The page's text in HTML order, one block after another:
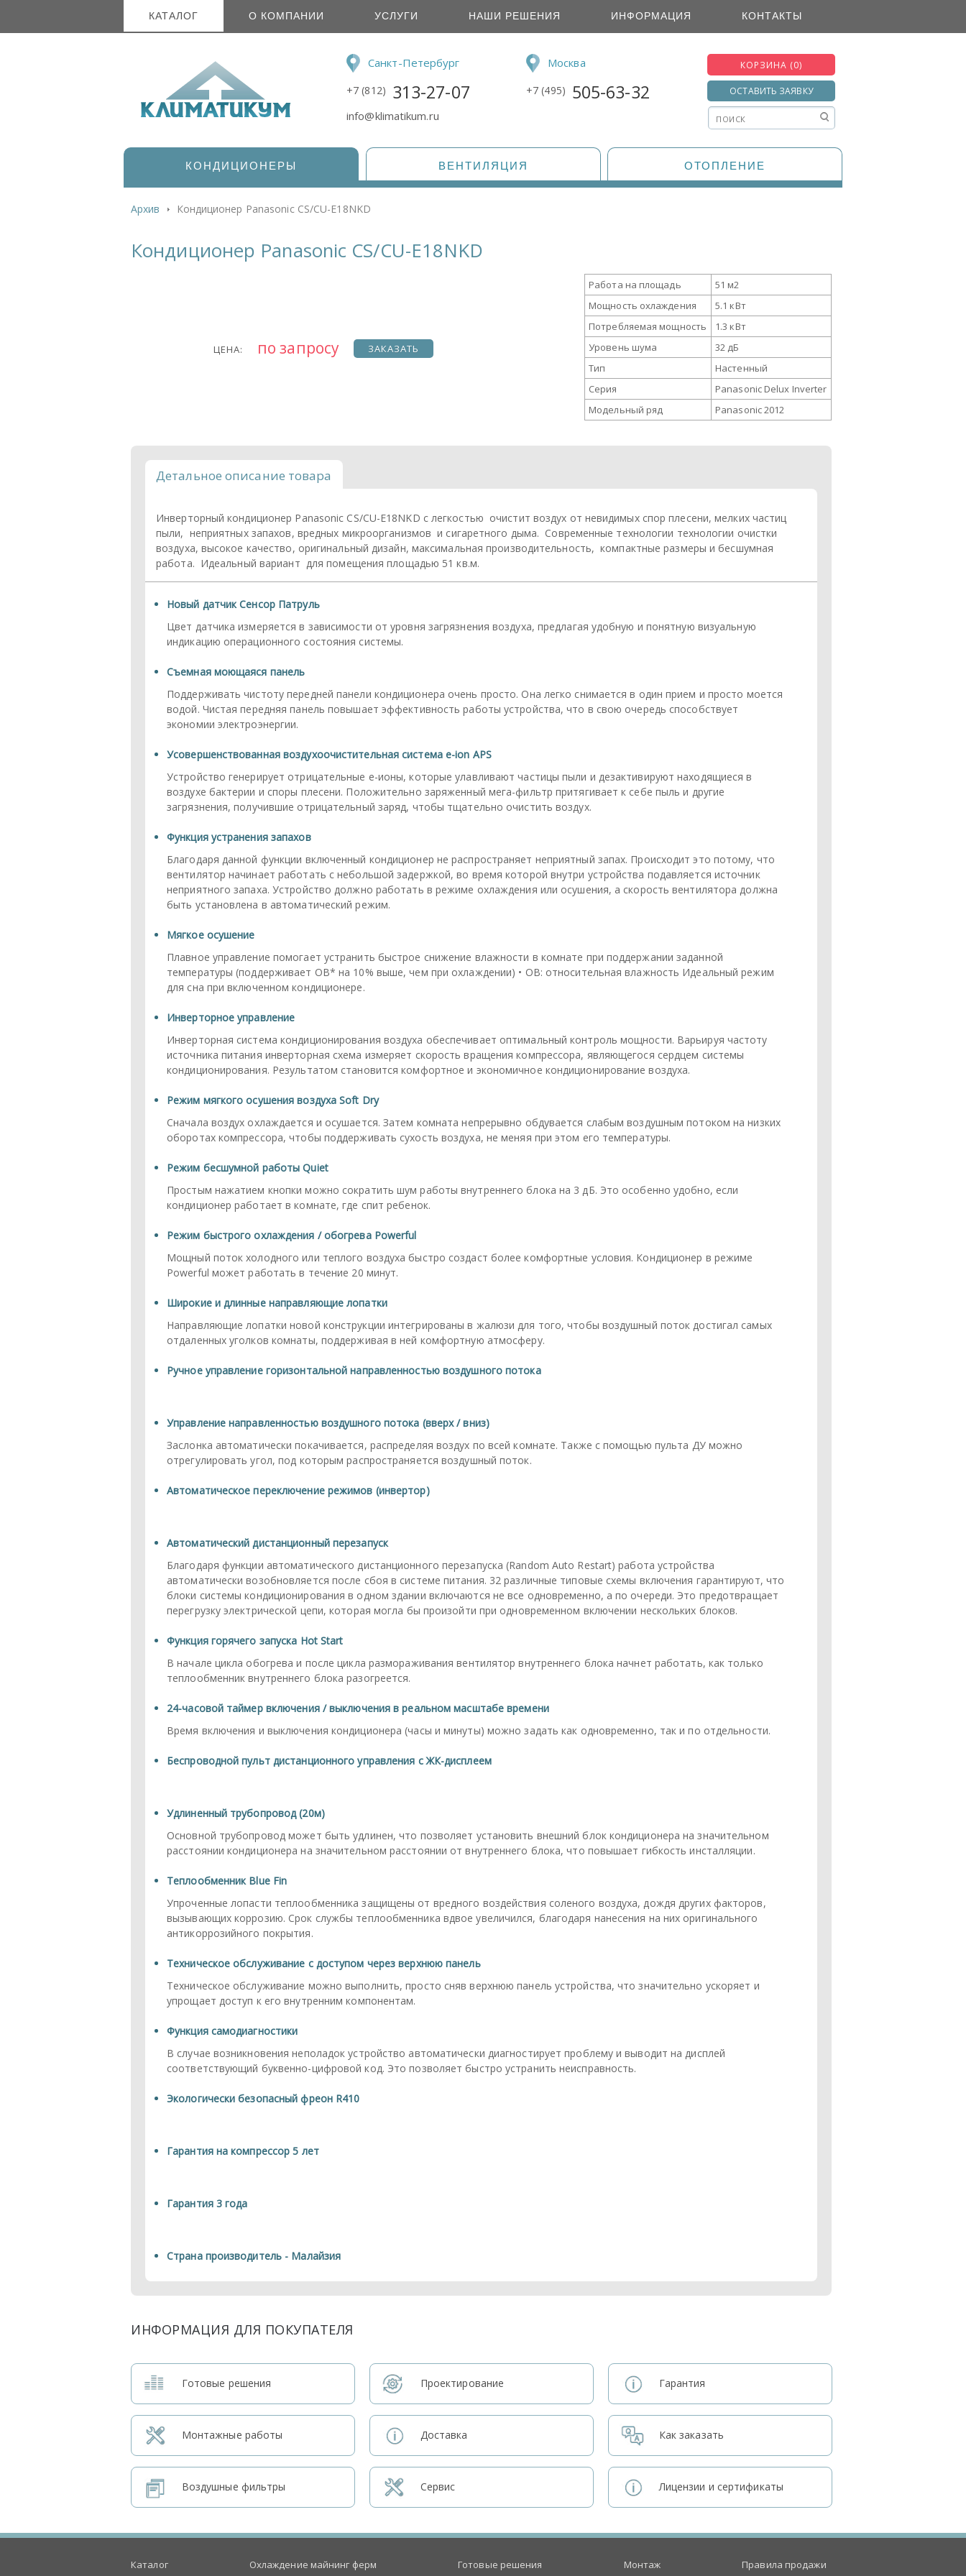
КАТАЛОГ О КОМПАНИИ УСЛУГИ НАШИ РЕШЕНИЯ ИНФОРМАЦИЯ КОНТАКТЫ
Санкт-Петербург
+7 (812) 313-27-07
info@klimatikum.ru
Москва
+7 (495) 505-63-32
КОРЗИНА (0)
ОСТАВИТЬ ЗАЯВКУ
КОНДИЦИОНЕРЫ ВЕНТИЛЯЦИЯ ОТОПЛЕНИЕ
Архив Кондиционер Panasonic CS/CU-E18NKD
Кондиционер Panasonic CS/CU-E18NKD
ЦЕНА: по запросу ЗАКАЗАТЬ
Работа на площадь
51 м2
Мощность охлаждения
5.1 кВт
Потребляемая мощность
1.3 кВт
Уровень шума
32 дБ
Тип
Настенный
Серия
Panasonic Delux Inverter
Модельный ряд
Panasonic 2012
Детальное описание товара
Инверторный кондиционер Panasonic CS/CU-E18NKD с легкостью очистит воздух от невидимых спор плесени, мелких частиц
пыли, неприятных запахов, вредных микроорганизмов и сигаретного дыма. Современные технологии технологии очистки
воздуха, высокое качество, оригинальный дизайн, максимальная производительность, компактные размеры и бесшумная
работа. Идеальный вариант для помещения площадью 51 кв.м.
Новый датчик Сенсор Патруль
Цвет датчика измеряется в зависимости от уровня загрязнения воздуха, предлагая удобную и понятную визуальную
индикацию операционного состояния системы.
Съемная моющаяся панель
Поддерживать чистоту передней панели кондиционера очень просто. Она легко снимается в один прием и просто моется
водой. Чистая передняя панель повышает эффективность работы устройства, что в свою очередь способствует
экономии электроэнергии.
Усовершенствованная воздухоочистительная система e-ion APS
Устройство генерирует отрицательные e-ионы, которые улавливают частицы пыли и дезактивируют находящиеся в
воздухе бактерии и споры плесени. Положительно заряженный мега-фильтр притягивает к себе пыль и другие
загрязнения, получившие отрицательный заряд, чтобы тщательно очистить воздух.
Функция устранения запахов
Благодаря данной функции включенный кондиционер не распространяет неприятный запах. Происходит это потому, что
вентилятор начинает работать с небольшой задержкой, во время которой внутри устройства подавляется источник
неприятного запаха. Устройство должно работать в режиме охлаждения или осушения, а скорость вентилятора должна
быть установлена в автоматический режим.
Мягкое осушение
Плавное управление помогает устранить быстрое снижение влажности в комнате при поддержании заданной
температуры (поддерживает ОВ* на 10% выше, чем при охлаждении) • ОВ: относительная влажность Идеальный режим
для сна при включенном кондиционере.
Инверторное управление
Инверторная система кондиционирования воздуха обеспечивает оптимальный контроль мощности. Варьируя частоту
источника питания инверторная схема измеряет скорость вращения компрессора, являющегося сердцем системы
кондиционирования. Результатом становится комфортное и экономичное кондиционирование воздуха.
Режим мягкого осушения воздуха Soft Dry
Сначала воздух охлаждается и осушается. Затем комната непрерывно обдувается слабым воздушным потоком на низких
оборотах компрессора, чтобы поддерживать сухость воздуха, не меняя при этом его температуры.
Режим бесшумной работы Quiet
Простым нажатием кнопки можно сократить шум работы внутреннего блока на 3 дБ. Это особенно удобно, если
кондиционер работает в комнате, где спит ребенок.
Режим быстрого охлаждения / обогрева Powerful
Мощный поток холодного или теплого воздуха быстро создаст более комфортные условия. Кондиционер в режиме
Powerful может работать в течение 20 минут.
Широкие и длинные направляющие лопатки
Направляющие лопатки новой конструкции интегрированы в жалюзи для того, чтобы воздушный поток достигал самых
отдаленных уголков комнаты, поддерживая в ней комфортную атмосферу.
Ручное управление горизонтальной направленностью воздушного потока
Управление направленностью воздушного потока (вверх / вниз)
Заслонка автоматически покачивается, распределяя воздух по всей комнате. Также с помощью пульта ДУ можно
отрегулировать угол, под которым распространяется воздушный поток.
Автоматическое переключение режимов (инвертор)
Автоматический дистанционный перезапуск
Благодаря функции автоматического дистанционного перезапуска (Random Auto Restart) работа устройства
автоматически возобновляется после сбоя в системе питания. 32 различные типовые схемы включения гарантируют, что
блоки системы кондиционирования в одном здании включаются не все одновременно, а по очереди. Это предотвращает
перегрузку электрической цепи, которая могла бы произойти при одновременном включении нескольких блоков.
Функция горячего запуска Hot Start
В начале цикла обогрева и после цикла размораживания вентилятор внутреннего блока начнет работать, как только
теплообменник внутреннего блока разогреется.
24-часовой таймер включения / выключения в реальном масштабе времени
Время включения и выключения кондиционера (часы и минуты) можно задать как одновременно, так и по отдельности.
Беспроводной пульт дистанционного управления с ЖК-дисплеем
Удлиненный трубопровод (20м)
Основной трубопровод может быть удлинен, что позволяет установить внешний блок кондиционера на значительном
расстоянии кондиционера на значительном расстоянии от внутреннего блока, что повышает гибкость инсталляции.
Теплообменник Blue Fin
Упроченные лопасти теплообменника защищены от вредного воздействия соленого воздуха, дождя других факторов,
вызывающих коррозию. Срок службы теплообменника вдвое увеличился, благодаря нанесения на них оригинального
антикоррозийного покрытия.
Техническое обслуживание с доступом через верхнюю панель
Техническое обслуживание можно выполнить, просто сняв верхнюю панель устройства, что значительно ускоряет и
упрощает доступ к его внутренним компонентам.
Функция самодиагностики
В случае возникновения неполадок устройство автоматически диагностирует проблему и выводит на дисплей
соответствующий буквенно-цифровой код. Это позволяет быстро устранить неисправность.
Экологически безопасный фреон R410
Гарантия на компрессор 5 лет
Гарантия 3 года
Страна производитель - Малайзия
ИНФОРМАЦИЯ ДЛЯ ПОКУПАТЕЛЯ
Готовые решения
Монтажные работы
Воздушные фильтры
Проектирование
Доставка
Сервис
Гарантия
Как заказать
Лицензии и сертификаты
Каталог Охлаждение майнинг ферм Готовые решения Монтаж Правила продажи